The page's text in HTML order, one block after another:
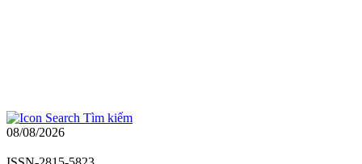
Tìm kiếm
08/08/2026